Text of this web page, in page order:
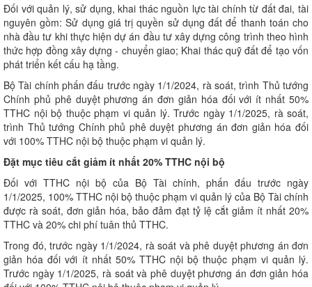
Đối với quản lý, sử dụng, khai thác nguồn lực tài chính từ đất đai, tài
nguyên gồm: Sử dụng giá trị quyền sử dụng đất để thanh toán cho
nhà đầu tư khi thực hiện dự án đầu tư xây dựng công trình theo hình
thức hợp đồng xây dựng - chuyển giao; Khai thác quỹ đất để tạo vốn
phát triển kết cấu hạ tầng.
Bộ Tài chính phấn đấu trước ngày 1/1/2024, rà soát, trình Thủ tướng
Chính phủ phê duyệt phương án đơn giản hóa đối với ít nhất 50%
TTHC nội bộ thuộc phạm vi quản lý. Trước ngày 1/1/2025, rà soát,
trình Thủ tướng Chính phủ phê duyệt phương án đơn giản hóa đối
với 100% TTHC nội bộ thuộc phạm vi quản lý.
Đặt mục tiêu cắt giảm ít nhất 20% TTHC nội bộ
Đối với TTHC nội bộ của Bộ Tài chính, phấn đấu trước ngày
1/1/2025, 100% TTHC nội bộ thuộc phạm vi quản lý của Bộ Tài chính
được rà soát, đơn giản hóa, bảo đảm đạt tỷ lệ cắt giảm ít nhất 20%
TTHC và 20% chi phí tuân thủ TTHC.
Trong đó, trước ngày 1/1/2024, rà soát và phê duyệt phương án đơn
giản hóa đối với ít nhất 50% TTHC nội bộ thuộc phạm vi quản lý.
Trước ngày 1/1/2025, rà soát và phê duyệt phương án đơn giản hóa